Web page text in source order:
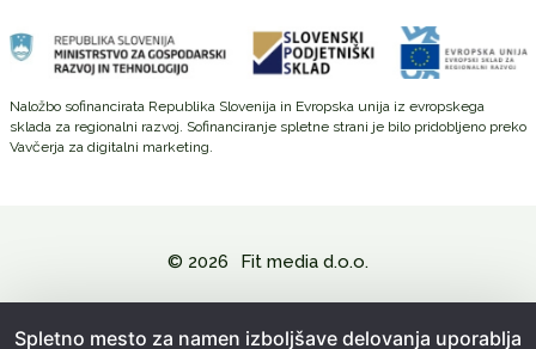
Naložbo sofinancirata Republika Slovenija in Evropska unija iz evropskega
sklada za regionalni razvoj. Sofinanciranje spletne strani je bilo pridobljeno preko
Vavčerja za digitalni marketing.
© 2026 Fit media d.o.o.
Spletno mesto za namen izboljšave delovanja uporablja